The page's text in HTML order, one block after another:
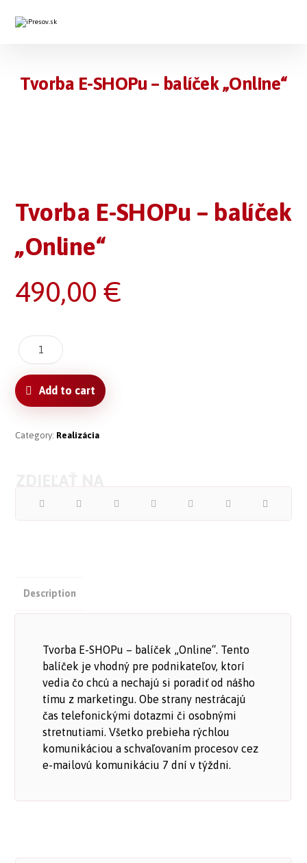
Tvorba E-SHOPu – balíček „Online“
Tvorba E-SHOPu – balíček
„Online“
490,00€
Add to cart
Category: Realizácia
Description
Tvorba E-SHOPu – balíček „Online“. Tento
balíček je vhodný pre podnikateľov, ktorí
vedia čo chcú a nechajú si poradiť od nášho
tímu z marketingu. Obe strany nestrácajú
čas telefonickými dotazmi či osobnými
stretnutiami. Všetko prebieha rýchlou
komunikáciou a schvaľovaním procesov cez
e-mailovú komunikáciu 7 dní v týždni.